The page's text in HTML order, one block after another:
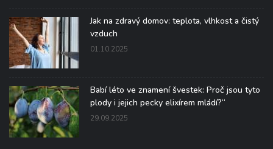
Jak na zdravý domov: teplota, vlhkost a čistý
vzduch
01.10.2025
Babí léto ve znamení švestek: Proč jsou tyto
plody i jejich pecky elixírem mládí?“
29.09.2025